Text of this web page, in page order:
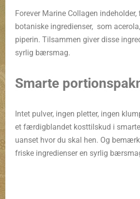
Forever Marine Collagen
botaniske ingredienser, som
piperin. Tilsammen giver disse
syrlig bærsmag.
Smarte
Intet pulver, ingen pletter, ingen
et færdigblandet kosttilskud i
uanset hvor du skal hen. Og
friske ingredienser en syrlig